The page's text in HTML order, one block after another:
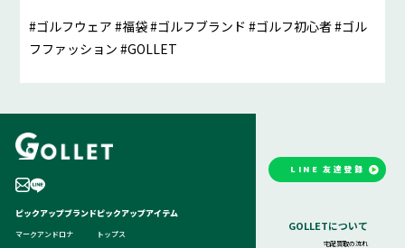
#ゴルフウェア #福袋 #ゴルフブランド #ゴルフ初心者 #ゴル
フファッション #GOLLET
ピックアップブランド
マークアンドロナ
ピックアップアイテム
トップス
LINE 友達登録
GOLLETについて
宅配買取の流れ